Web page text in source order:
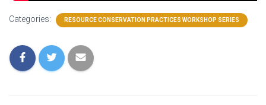
Categories: RESOURCE CONSERVATION PRACTICES WORKSHOP SERIES